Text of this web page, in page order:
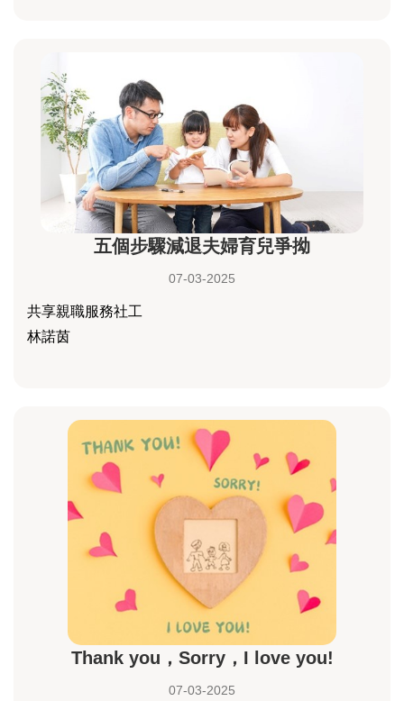
五個步驟減退夫婦育兒爭拗
07-03-2025
共享親職服務社工
林諾茵
Thank you，Sorry，I love you!
07-03-2025